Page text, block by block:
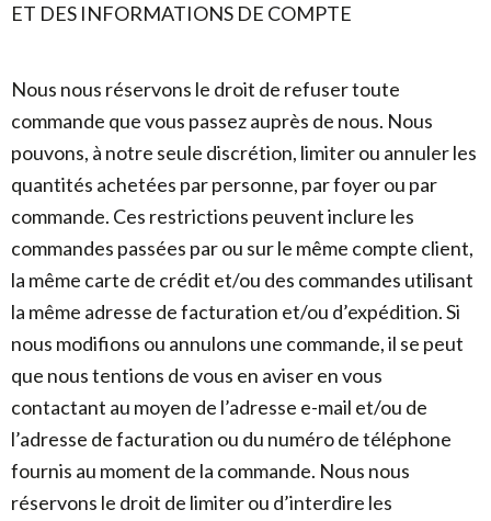
ET DES INFORMATIONS DE COMPTE
Nous nous réservons le droit de refuser toute
commande que vous passez auprès de nous. Nous
pouvons, à notre seule discrétion, limiter ou annuler les
quantités achetées par personne, par foyer ou par
commande. Ces restrictions peuvent inclure les
commandes passées par ou sur le même compte client,
la même carte de crédit et/ou des commandes utilisant
la même adresse de facturation et/ou d’expédition. Si
nous modifions ou annulons une commande, il se peut
que nous tentions de vous en aviser en vous
contactant au moyen de l’adresse e-mail et/ou de
l’adresse de facturation ou du numéro de téléphone
fournis au moment de la commande. Nous nous
réservons le droit de limiter ou d’interdire les